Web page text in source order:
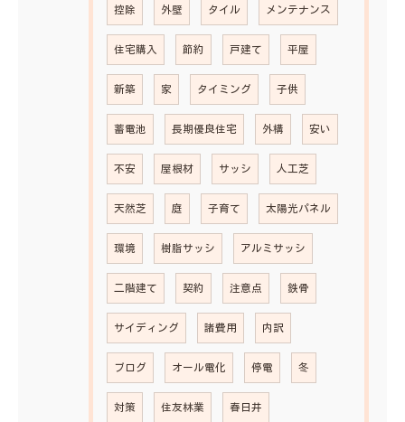
控除 外壁 タイル メンテナンス
住宅購入 節約 戸建て 平屋
新築 家 タイミング 子供
蓄電池 長期優良住宅 外構 安い
不安 屋根材 サッシ 人工芝
天然芝 庭 子育て 太陽光パネル
環境 樹脂サッシ アルミサッシ
二階建て 契約 注意点 鉄骨
サイディング 諸費用 内訳
ブログ オール電化 停電 冬
対策 住友林業 春日井